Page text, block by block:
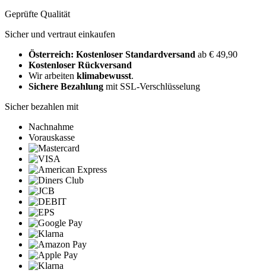
Geprüfte Qualität
Sicher und vertraut einkaufen
Österreich: Kostenloser Standardversand ab € 49,90
Kostenloser Rückversand
Wir arbeiten klimabewusst.
Sichere Bezahlung mit SSL-Verschlüsselung
Sicher bezahlen mit
Nachnahme
Vorauskasse